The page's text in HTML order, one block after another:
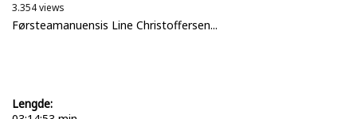
3.354 views
Førsteamanuensis Line Christoffersen...
Lengde: